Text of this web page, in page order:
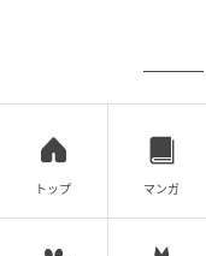
トップ マンガ